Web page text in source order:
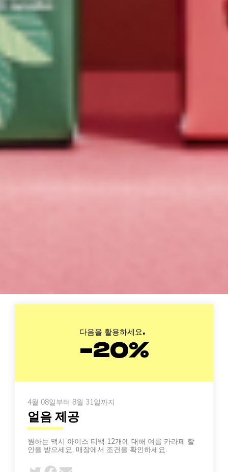
다음을 활용하세요.
-20%
4월 08일부터 8월 31일까지
얼음 제공
원하는 맥시 아이스 티백 12개에 대해 여름 카라페 할
인을 받으세요. 매장에서 조건을 확인하세요.